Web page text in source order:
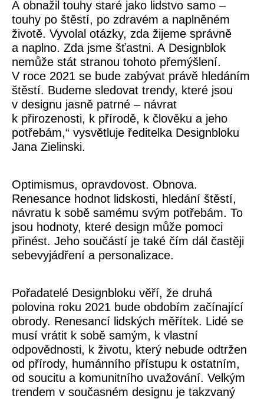
A obnažil touhy staré jako lidstvo samo –
touhy po štěstí, po zdravém a naplněném
životě. Vyvolal otázky, zda žijeme správně
a naplno. Zda jsme šťastni. A Designblok
nemůže stát stranou tohoto přemýšlení.
V roce 2021 se bude zabývat právě hledáním
štěstí. Budeme sledovat trendy, které jsou
v designu jasně patrné – návrat
k přirozenosti, k přírodě, k člověku a jeho
potřebám,“ vysvětluje ředitelka Designbloku
Jana Zielinski.
Optimismus, opravdovost. Obnova.
Renesance hodnot lidskosti, hledání štěstí,
návratu k sobě samému svým potřebám. To
jsou hodnoty, které design může pomoci
přinést. Jeho součástí je také čím dál častěji
sebevyjádření a personalizace.
Pořadatelé Designbloku věří, že druhá
polovina roku 2021 bude obdobím začínající
obrody. Renesancí lidských měřítek. Lidé se
musí vrátit k sobě samým, k vlastní
odpovědnosti, k životu, který nebude odtržen
od přírody, humánního přístupu k ostatním,
od soucitu a komunitního uvažování. Velkým
trendem v současném designu je takzvaný